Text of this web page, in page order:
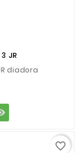
JR
diadora
favorite_border